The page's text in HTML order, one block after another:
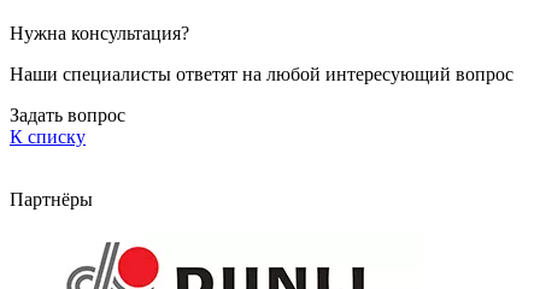
Нужна консультация?
Наши специалисты ответят на любой интересующий вопрос
Задать вопрос
К списку
Партнёры